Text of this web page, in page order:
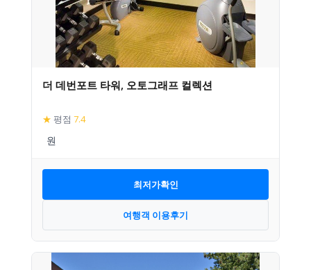
더 데번포트 타워, 오토그래프 컬렉션
★ 평점 7.4
최저가확인
여행객 이용후기